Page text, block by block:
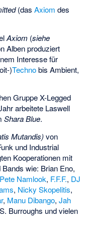
(dasAxiom des
Axiom (siehe
Alben produziert
Interesse für
)Technobis Ambient,
Gruppe X-Legged
arbeitete Laswell
Shara Blue.
Mutandis)von
und Industrial
Kooperationen mit
wie: Brian Eno,
Pete Namlook, F.F.F., DJ
, Nicky Skopelitis,
, Manu Dibango,Jah
Burroughs und vielen